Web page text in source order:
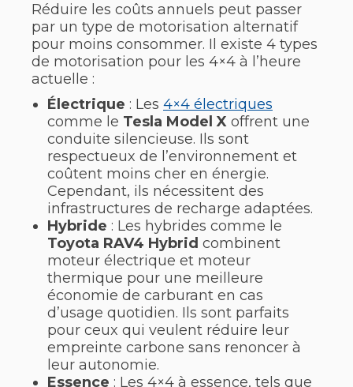
Réduire les coûts annuels peut passer
par un type de motorisation alternatif
pour moins consommer. Il existe 4 types
de motorisation pour les 4×4 à l’heure
actuelle :
Électrique : Les 4×4 électriques
comme le Tesla Model X offrent une
conduite silencieuse. Ils sont
respectueux de l’environnement et
coûtent moins cher en énergie.
Cependant, ils nécessitent des
infrastructures de recharge adaptées.
Hybride : Les hybrides comme le
Toyota RAV4 Hybrid combinent
moteur électrique et moteur
thermique pour une meilleure
économie de carburant en cas
d’usage quotidien. Ils sont parfaits
pour ceux qui veulent réduire leur
empreinte carbone sans renoncer à
leur autonomie.
Essence : Les 4×4 à essence, tels que